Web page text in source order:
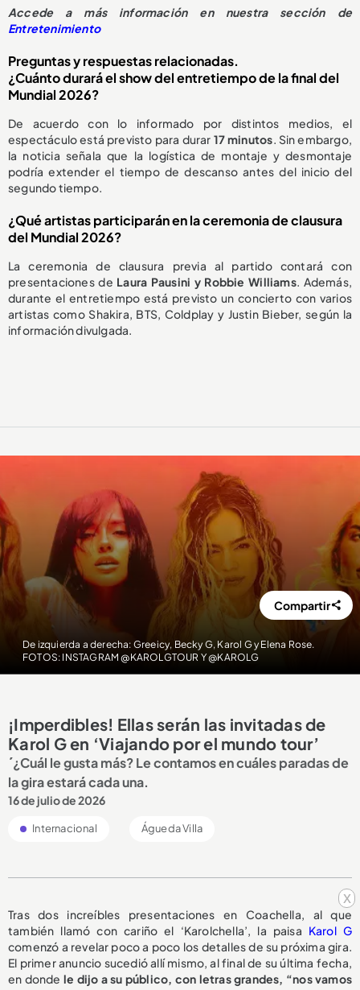
x
Accede a más información en nuestra sección de
Entretenimiento
Preguntas y respuestas relacionadas.
¿Cuánto durará el show del entretiempo de la final del
Mundial 2026?
De acuerdo con lo informado por distintos medios, el
espectáculo está previsto para durar 17 minutos. Sin embargo,
la noticia señala que la logística de montaje y desmontaje
podría extender el tiempo de descanso antes del inicio del
segundo tiempo.
¿Qué artistas participarán en la ceremonia de clausura
del Mundial 2026?
La ceremonia de clausura previa al partido contará con
presentaciones de Laura Pausini y Robbie Williams. Además,
durante el entretiempo está previsto un concierto con varios
artistas como Shakira, BTS, Coldplay y Justin Bieber, según la
información divulgada.
De izquierda a derecha: Greeicy, Becky G, Karol G y Elena Rose.
FOTOS: INSTAGRAM @KAROLGTOUR Y @KAROLG
Compartir
¡Imperdibles! Ellas serán las invitadas de
Karol G en ‘Viajando por el mundo tour’
´¿Cuál le gusta más? Le contamos en cuáles paradas de
la gira estará cada una.
16 de julio de 2026
Internacional Águeda Villa
Tras dos increíbles presentaciones en Coachella, al que
también llamó con cariño el ‘Karolchella’, la paisa Karol G
comenzó a revelar poco a poco los detalles de su próxima gira.
El primer anuncio sucedió allí mismo, al final de su última fecha,
en donde le dijo a su público, con letras grandes, “nos vamos